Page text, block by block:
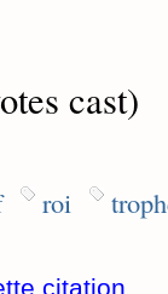
cast)
roi
citation